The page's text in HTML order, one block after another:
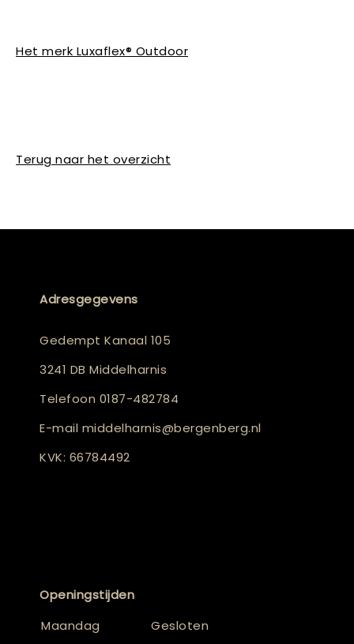
Het merk Luxaflex® Outdoor
Terug naar het overzicht
Adresgegevens
Gedempt Kanaal 105
3241 DB Middelharnis
Telefoon 0187-482784
E-mail middelharnis@bergenberg.nl
KVK: 66784492
Openingstijden
Maandag
Gesloten